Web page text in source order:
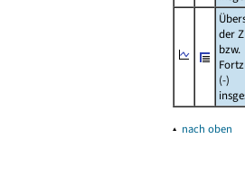
der
bzw.
(-)
▴ nach oben